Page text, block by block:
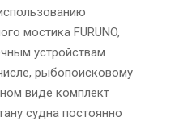
мостика FURUNO,
устройствам
рыбопоисковому
виде комплект
судна постоянно